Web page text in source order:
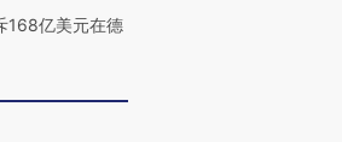
168亿美元在德